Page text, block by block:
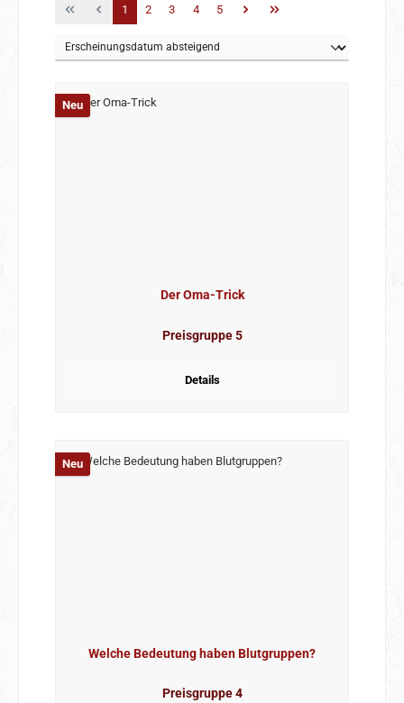
Seite
1 Seite
2 Seite
3 Seite
4 Seite
5
Neu
Der Oma-Trick
Preisgruppe 5
Details
Neu
Welche Bedeutung haben Blutgruppen?
Preisgruppe 4